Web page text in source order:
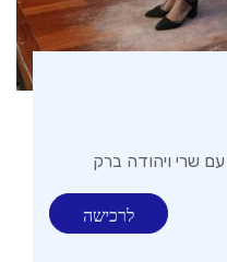
עם שרי ויהודה ברק
לרכישה